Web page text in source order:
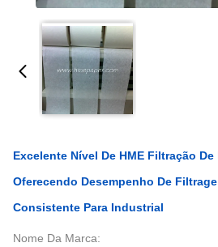
Excelente Nível De HME Filtração
Oferecendo Desempenho De
Consistente Para Industrial
Nome Da Marca: